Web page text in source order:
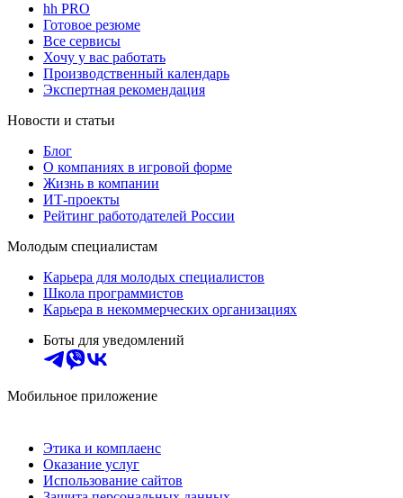
hh PRO
Готовое резюме
Все сервисы
Хочу у вас работать
Производственный календарь
Экспертная рекомендация
Новости и статьи
Блог
О компаниях в игровой форме
Жизнь в компании
ИТ-проекты
Рейтинг работодателей России
Молодым специалистам
Карьера для молодых специалистов
Школа программистов
Карьера в некоммерческих организациях
Боты для уведомлений
Мобильное приложение
Этика и комплаенс
Оказание услуг
Использование сайтов